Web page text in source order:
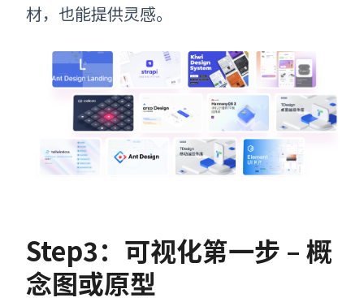
材，也能提供灵感。
Step3：可视化第一步 – 概
念图或原型